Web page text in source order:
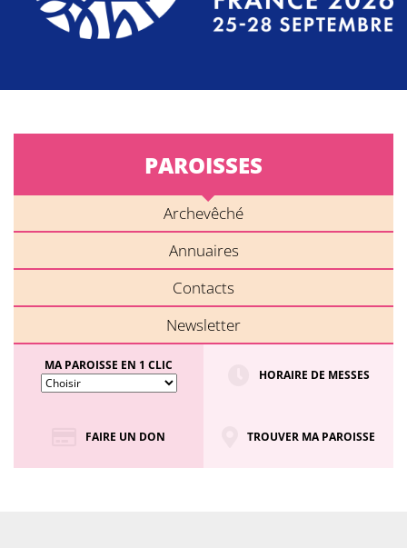
PAROISSES
Archevêché
Annuaires
Contacts
Newsletter
MA PAROISSE EN 1 CLIC
HORAIRE DE MESSES
FAIRE UN DON TROUVER MA PAROISSE